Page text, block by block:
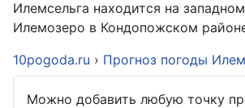
Илемсельга находится на
Илемозеро в Кондопожском
10pogoda.ru › Прогноз погоды
Можно добавить любую точку